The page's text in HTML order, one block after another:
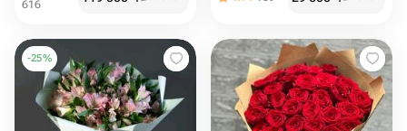
616
-25%